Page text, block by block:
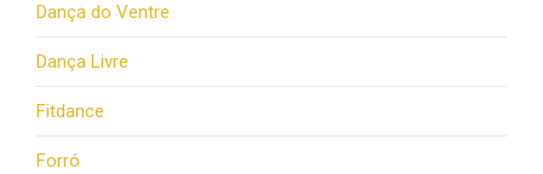
Dança do Ventre
Dança Livre
Fitdance
Forró